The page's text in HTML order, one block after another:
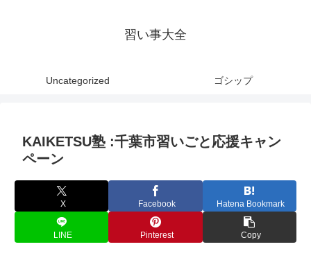
習い事大全
Uncategorized ゴシップ
KAIKETSU塾 :千葉市習いごと応援キャン
ペーン
X Facebook Hatena Bookmark
LINE Pinterest Copy